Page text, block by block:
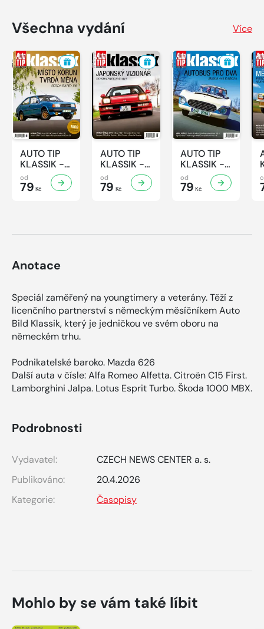
Všechna vydání Více
AUTO TIP
KLASSIK -
7/2026
od
79 Kč
AUTO TIP
KLASSIK -
6/2026
od
79 Kč
AUTO TIP
KLASSIK -
5/2026
od
79 Kč
Anotace
Speciál zaměřený na youngtimery a veterány. Těží z
licenčního partnerství s německým měsíčníkem Auto
Bild Klassik, který je jedničkou ve svém oboru na
německém trhu.
Podnikatelské baroko. Mazda 626
Další auta v čísle: Alfa Romeo Alfetta. Citroën C15 First.
Lamborghini Jalpa. Lotus Esprit Turbo. Škoda 1000 MBX.
Podrobnosti
Vydavatel:
CZECH NEWS CENTER a. s.
Publikováno:
20.4.2026
Kategorie:
Časopisy
Mohlo by se vám také líbit